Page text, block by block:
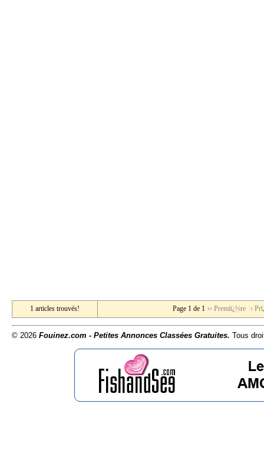
1 articles trouvés! Page 1 de 1 ‹‹ Premiï¿½re ‹
© 2026 Fouinez.com - Petites Annonces Classées Gratuites. Tous